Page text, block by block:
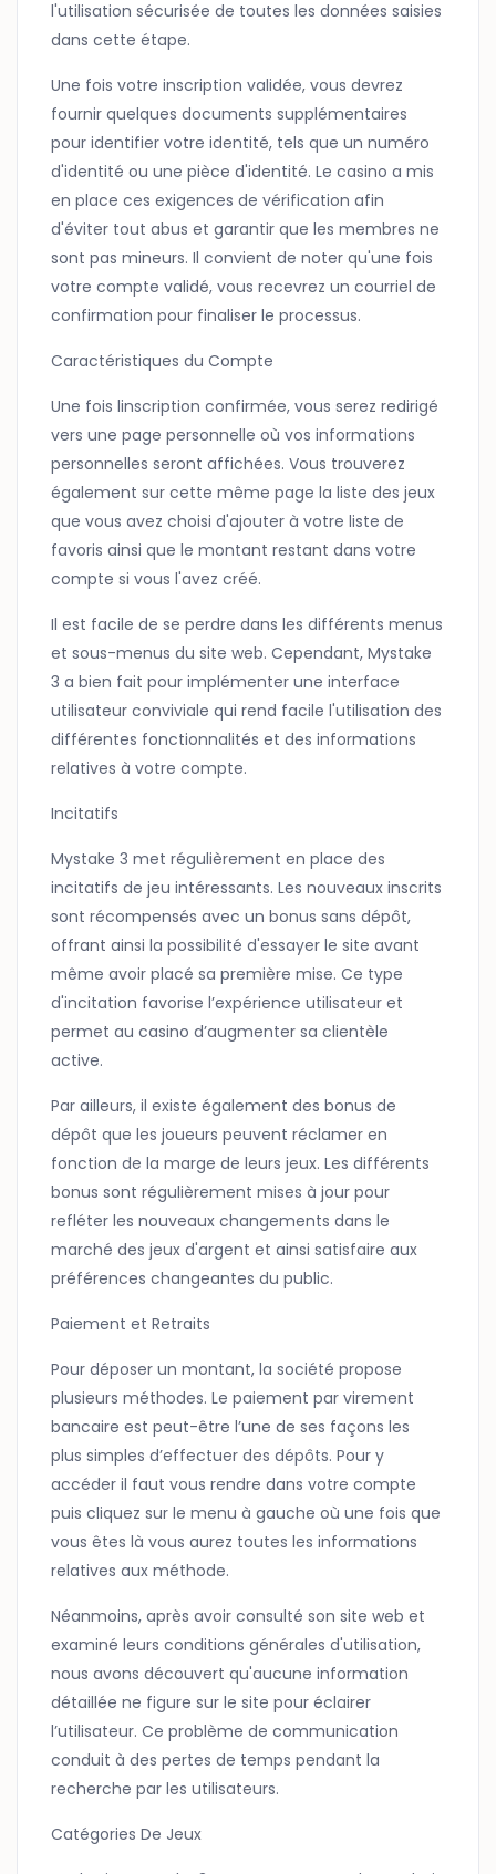
l'utilisation sécurisée de toutes les données saisies
dans cette étape.
Une fois votre inscription validée, vous devrez
fournir quelques documents supplémentaires
pour identifier votre identité, tels que un numéro
d'identité ou une pièce d'identité. Le casino a mis
en place ces exigences de vérification afin
d'éviter tout abus et garantir que les membres ne
sont pas mineurs. Il convient de noter qu'une fois
votre compte validé, vous recevrez un courriel de
confirmation pour finaliser le processus.
Caractéristiques du Compte
Une fois linscription confirmée, vous serez redirigé
vers une page personnelle où vos informations
personnelles seront affichées. Vous trouverez
également sur cette même page la liste des jeux
que vous avez choisi d'ajouter à votre liste de
favoris ainsi que le montant restant dans votre
compte si vous l'avez créé.
Il est facile de se perdre dans les différents menus
et sous-menus du site web. Cependant, Mystake
3 a bien fait pour implémenter une interface
utilisateur conviviale qui rend facile l'utilisation des
différentes fonctionnalités et des informations
relatives à votre compte.
Incitatifs
Mystake 3 met régulièrement en place des
incitatifs de jeu intéressants. Les nouveaux inscrits
sont récompensés avec un bonus sans dépôt,
offrant ainsi la possibilité d'essayer le site avant
même avoir placé sa première mise. Ce type
d'incitation favorise l’expérience utilisateur et
permet au casino d’augmenter sa clientèle
active.
Par ailleurs, il existe également des bonus de
dépôt que les joueurs peuvent réclamer en
fonction de la marge de leurs jeux. Les différents
bonus sont régulièrement mises à jour pour
refléter les nouveaux changements dans le
marché des jeux d'argent et ainsi satisfaire aux
préférences changeantes du public.
Paiement et Retraits
Pour déposer un montant, la société propose
plusieurs méthodes. Le paiement par virement
bancaire est peut-être l’une de ses façons les
plus simples d’effectuer des dépôts. Pour y
accéder il faut vous rendre dans votre compte
puis cliquez sur le menu à gauche où une fois que
vous êtes là vous aurez toutes les informations
relatives aux méthode.
Néanmoins, après avoir consulté son site web et
examiné leurs conditions générales d'utilisation,
nous avons découvert qu'aucune information
détaillée ne figure sur le site pour éclairer
l’utilisateur. Ce problème de communication
conduit à des pertes de temps pendant la
recherche par les utilisateurs.
Catégories De Jeux